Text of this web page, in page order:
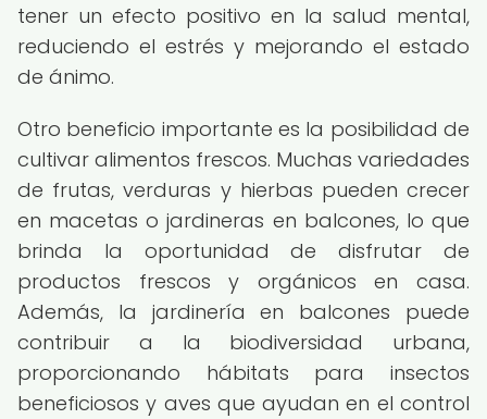
tener un efecto positivo en la salud mental,
reduciendo el estrés y mejorando el estado
de ánimo.
Otro beneficio importante es la posibilidad de
cultivar alimentos frescos. Muchas variedades
de frutas, verduras y hierbas pueden crecer
en macetas o jardineras en balcones, lo que
brinda la oportunidad de disfrutar de
productos frescos y orgánicos en casa.
Además, la jardinería en balcones puede
contribuir a la biodiversidad urbana,
proporcionando hábitats para insectos
beneficiosos y aves que ayudan en el control